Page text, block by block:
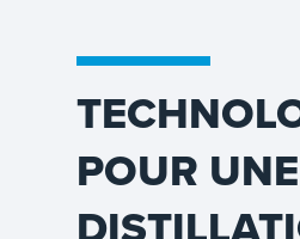
POUR UNE